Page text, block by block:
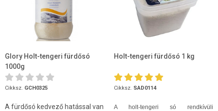
Glory Holt-tengeri fürdősó
1000g
Cikksz. GCH0325
A fürdősó kedvező hatással van
Holt-tengeri fürdősó 1 kg
Cikksz. SAD0114
A holt-tengeri só rendkívüli